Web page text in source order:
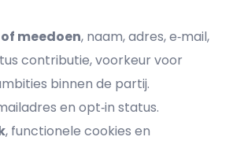
meedoen, naam, adres, e‑mail,
contributie, voorkeur voor
binnen de partij.
en opt‑in status.
, functionele cookies en